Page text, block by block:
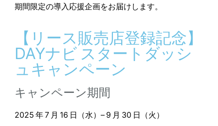
期間限定の導入応援企画をお届けします。
【リース販売店登録記念】
DAYナビ スタートダッシ
ュキャンペーン
キャンペーン期間
2025 年 7 月 16 日（水）– 9 月 30 日（火）